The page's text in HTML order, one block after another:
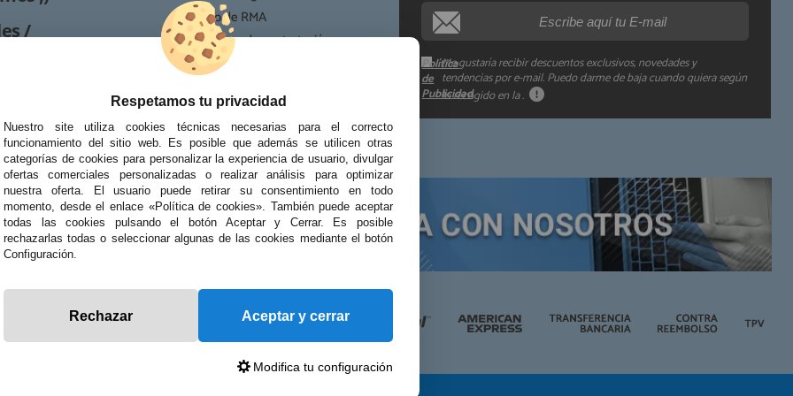
/
de reparaciones de
portátiles y
· Proceso de RMA
· Condiciones de contratación
· Política de devoluciones
Me gustaría recibir descuentos exclusivos, novedades y
tendencias por e-mail. Puedo darme de baja cuando quiera según
lo recogido en la
Política
de
Publicidad
.
Información adicional:
Respetamos tu privacidad
Nuestro site utiliza cookies técnicas necesarias para el correcto
funcionamiento del sitio web. Es posible que además se utilicen otras
categorías de cookies para personalizar la experiencia de usuario, divulgar
ofertas comerciales personalizadas o realizar análisis para optimizar
nuestra oferta. El usuario puede retirar su consentimiento en todo
momento, desde el enlace «Política de cookies». También puede aceptar
todas las cookies pulsando el botón Aceptar y Cerrar. Es posible
rechazarlas todas o seleccionar algunas de las cookies mediante el botón
Configuración.
Rechazar Aceptar y cerrar
Modifica tu configuración